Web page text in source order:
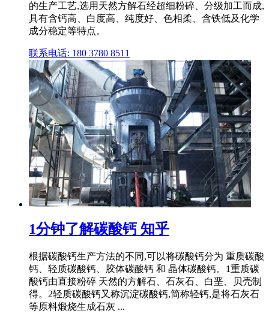
的生产工艺,选用天然方解石经超细粉碎、分级加工而成,
具有含钙高、白度高、纯度好、色相柔、含铁低及化学
成分稳定等特点。
联系电话: 180 3780 8511
1分钟了解碳酸钙 知乎
根据碳酸钙生产方法的不同,可以将碳酸钙分为 重质碳酸
钙、轻质碳酸钙、胶体碳酸钙 和 晶体碳酸钙。1重质碳
酸钙由直接粉碎 天然的方解石、石灰石、白垩、贝壳制
得。2轻质碳酸钙又称沉淀碳酸钙,简称轻钙,是将石灰石
等原料煅烧生成石灰 ...